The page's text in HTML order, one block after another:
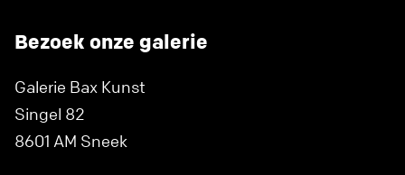
Bezoek onze galerie
Galerie Bax Kunst
Singel 82
8601 AM Sneek